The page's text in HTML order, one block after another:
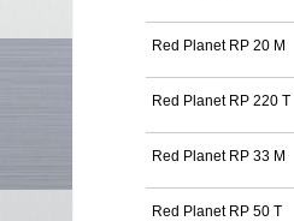
Red Planet RP 20 M
Red Planet RP 220 T
Red Planet RP 33 M
Red Planet RP 50 T